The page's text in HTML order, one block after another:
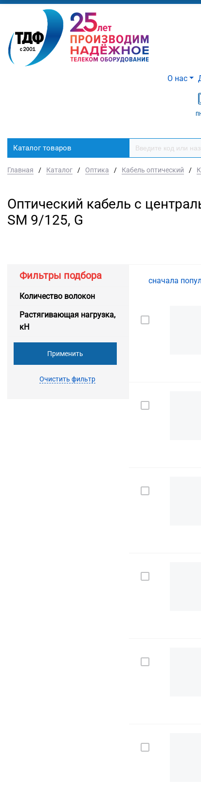
О нас
Каталог товаров
Главная / Каталог / Оптика / Кабель оптический /
Оптический кабель с
SM 9/125, G
сначала
Фильтры подбора
Количество волокон
Растягивающая нагрузка,
кН
Применить
Очистить фильтр